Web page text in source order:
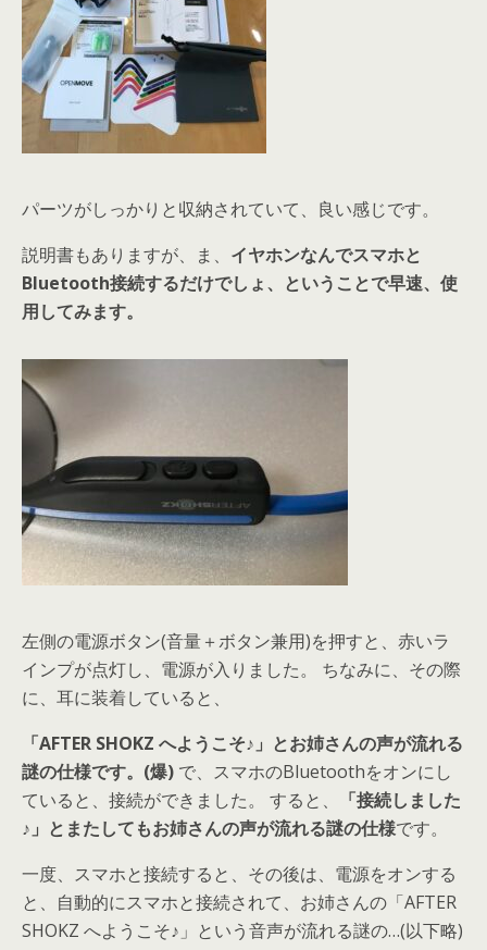
パーツがしっかりと収納されていて、良い感じです。
説明書もありますが、ま、 イヤホンなんでスマホと
Bluetooth接続するだけでしょ、ということで早速、使
用してみます。
左側の電源ボタン(音量＋ボタン兼用)を押すと、赤いラ
インプが点灯し、電源が入りました。 ちなみに、その際
に、耳に装着していると、
「AFTER SHOKZ へようこそ♪」とお姉さんの声が流れる
謎の仕様です。(爆) で、スマホのBluetoothをオンにし
ていると、接続ができました。 すると、
「接続しました
♪」とまたしてもお姉さんの声が流れる謎の仕様です。
一度、スマホと接続すると、その後は、電源をオンする
と、自動的にスマホと接続されて、お姉さんの「AFTER
SHOKZ へようこそ♪」という音声が流れる謎の…(以下略)